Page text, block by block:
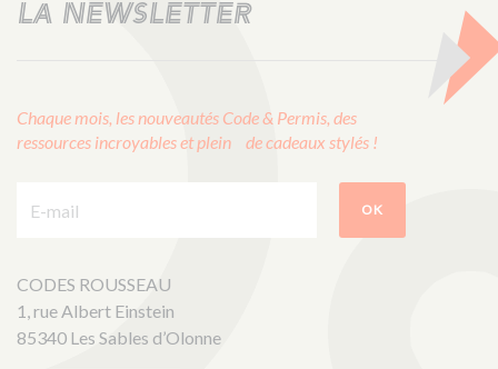
LA NEWSLETTER
Chaque mois, les nouveautés Code & Permis, des
ressources incroyables et plein de cadeaux stylés !
OK
CODES ROUSSEAU
1, rue Albert Einstein
85340 Les Sables d’Olonne